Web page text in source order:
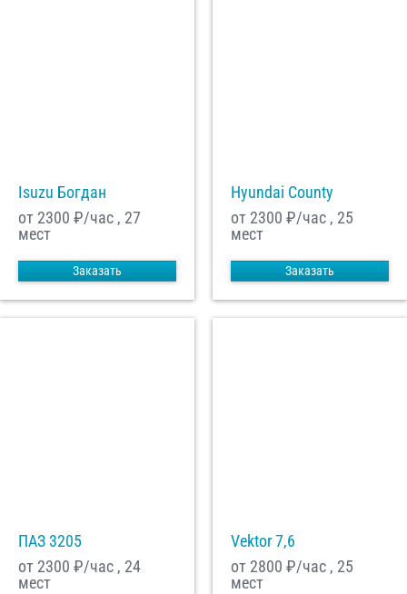
Isuzu Богдан
от 2300 ₽/час , 27
мест
Заказать
Hyundai County
от 2300 ₽/час , 25
мест
Заказать
ПАЗ 3205
от 2300 ₽/час , 24
мест
Vektor 7,6
от 2800 ₽/час , 25
мест
обработку моих Персональных данных
Отправить заказ